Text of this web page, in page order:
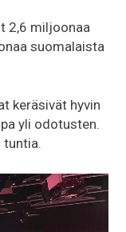
2,6 miljoonaa
suomalaista
keräsivät hyvin
yli odotusten.
tuntia.